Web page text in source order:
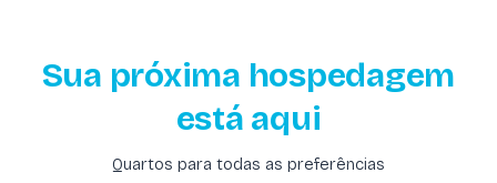
Sua próxima hospedagem
está aqui
Quartos para todas as preferências